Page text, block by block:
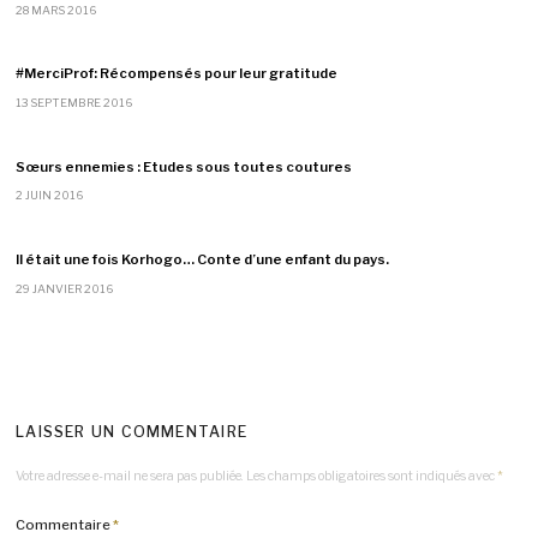
28 MARS 2016
#MerciProf: Récompensés pour leur gratitude
13 SEPTEMBRE 2016
Sœurs ennemies : Etudes sous toutes coutures
2 JUIN 2016
Il était une fois Korhogo… Conte d’une enfant du pays.
29 JANVIER 2016
LAISSER UN COMMENTAIRE
Votre adresse e-mail ne sera pas publiée. Les champs obligatoires sont indiqués avec *
Commentaire*